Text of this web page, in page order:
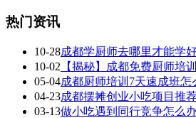
热门资讯
10-28成都学厨师去哪里才能学
10-02 【揭秘】成都免费厨师培
05-04成都厨师培训7天速成班怎
04-23成都摆摊创业小吃项目推
03-13做小吃遇到同行竞争怎么